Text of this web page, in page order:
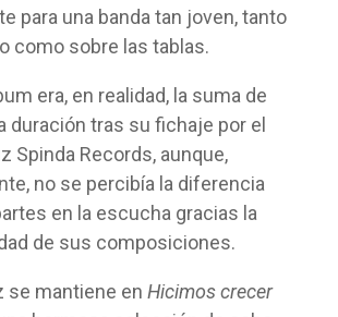
para una banda tan joven, tanto
como sobre las tablas.
era, en realidad, la suma de
duración tras su fichaje por el
Spinda Records, aunque,
no se percibía la diferencia
en la escucha gracias la
de sus composiciones.
se mantiene en Hicimos crecer